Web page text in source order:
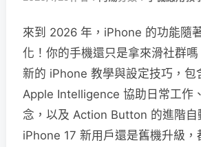
來到 2026 年，iPhone 的功能隨
化！你的手機還只是拿來滑社群
新的 iPhone 教學與設定技巧，包
Apple Intelligence 協助日常工作
念，以及 Action Button 的進階自
iPhone 17 新用戶還是舊機升級，